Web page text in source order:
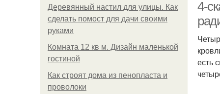
Деревянный настил для улицы. Как
сделать помост для дачи своими
руками
Комната 12 кв м. Дизайн маленькой
гостиной
Как строят дома из пенопласта и
проволоки
4-
есть